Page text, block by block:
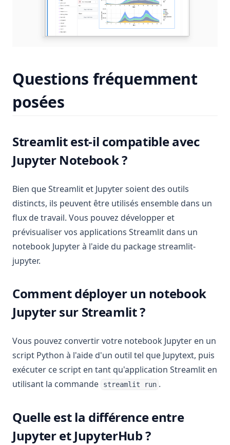
Questions fréquemment
posées
Streamlit est-il compatible avec
Jupyter Notebook ?
Bien que Streamlit et Jupyter soient des outils
distincts, ils peuvent être utilisés ensemble dans un
flux de travail. Vous pouvez développer et
prévisualiser vos applications Streamlit dans un
notebook Jupyter à l'aide du package streamlit-
jupyter.
Comment déployer un notebook
Jupyter sur Streamlit ?
Vous pouvez convertir votre notebook Jupyter en un
script Python à l'aide d'un outil tel que Jupytext, puis
exécuter ce script en tant qu'application Streamlit en
utilisant la commande
streamlit run .
Quelle est la différence entre
Jupyter et JupyterHub ?